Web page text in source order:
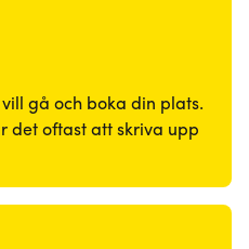
gå och boka din plats.
det oftast att skriva upp